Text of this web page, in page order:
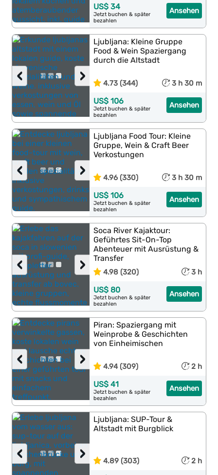
Ansehen
US$ 34
Jetzt buchen & später
bezahlen
›
‹
Ljubljana: Kleine Gruppe
Food & Wein Spaziergang
durch die Altstadt
4.73 (344) 3 h 30 m
Ansehen
US$ 106
Jetzt buchen & später
bezahlen
›
‹
Ljubljana Food Tour: Kleine
Gruppe, Wein & Craft Beer
Verkostungen
4.96 (330) 3 h 30 m
Ansehen
US$ 106
Jetzt buchen & später
bezahlen
›
‹
Soca River Kajaktour:
Geführtes Sit-On-Top
Abenteuer mit Ausrüstung &
Transfer
4.98 (320) 3 h
Ansehen
US$ 80
Jetzt buchen & später
bezahlen
›
‹
Piran: Spaziergang mit
Weinprobe & Geschichten
von Einheimischen
4.94 (309) 2 h
Ansehen
US$ 41
Jetzt buchen & später
bezahlen
›
‹
Ljubljana: SUP-Tour &
Altstadt mit Burgblick
4.89 (303) 2 h